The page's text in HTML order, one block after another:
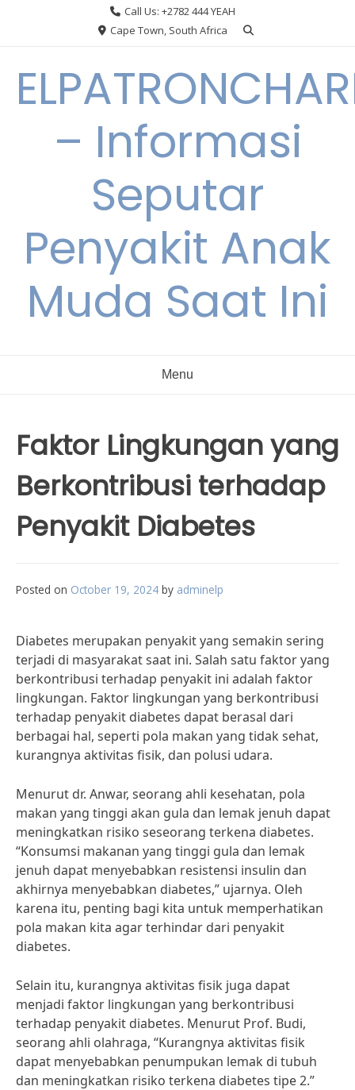
Call Us: +2782 444 YEAH
Cape Town, South Africa
– Informasi
Seputar
Penyakit Anak
Muda Saat Ini
Menu
Faktor Lingkungan yang
Berkontribusi terhadap
Penyakit Diabetes
Posted on October 19, 2024 by adminelp
Diabetes merupakan penyakit yang semakin sering
terjadi di masyarakat saat ini. Salah satu faktor yang
berkontribusi terhadap penyakit ini adalah faktor
lingkungan. Faktor lingkungan yang berkontribusi
terhadap penyakit diabetes dapat berasal dari
berbagai hal, seperti pola makan yang tidak sehat,
kurangnya aktivitas fisik, dan polusi udara.
Menurut dr. Anwar, seorang ahli kesehatan, pola
makan yang tinggi akan gula dan lemak jenuh dapat
meningkatkan risiko seseorang terkena diabetes.
“Konsumsi makanan yang tinggi gula dan lemak
jenuh dapat menyebabkan resistensi insulin dan
akhirnya menyebabkan diabetes,” ujarnya. Oleh
karena itu, penting bagi kita untuk memperhatikan
pola makan kita agar terhindar dari penyakit
diabetes.
Selain itu, kurangnya aktivitas fisik juga dapat
menjadi faktor lingkungan yang berkontribusi
terhadap penyakit diabetes. Menurut Prof. Budi,
seorang ahli olahraga, “Kurangnya aktivitas fisik
dapat menyebabkan penumpukan lemak di tubuh
dan meningkatkan risiko terkena diabetes tipe 2.”